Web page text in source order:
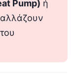
Pump) ή
αλλάζουν